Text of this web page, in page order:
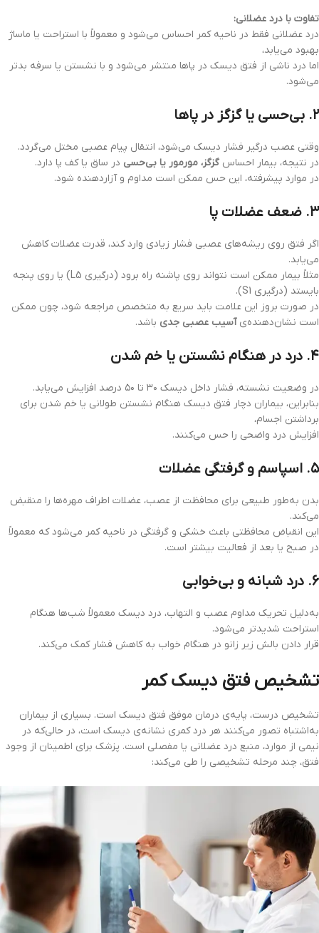
تفاوت با درد عضلانی:
درد عضلانی فقط در ناحیه کمر احساس می‌شود و معمولاً با استراحت یا ماساژ
بهبود می‌یابد،
اما درد ناشی از فتق دیسک در پاها منتشر می‌شود و با نشستن یا سرفه بدتر
می‌شود.
۲. بی‌حسی یا گزگز در پاها
وقتی عصب درگیر فشار دیسک می‌شود، انتقال پیام عصبی مختل می‌گردد.
در نتیجه، بیمار احساس گزگز، مورمور یا بی‌حسی در ساق یا کف پا دارد.
در موارد پیشرفته، این حس ممکن است مداوم و آزاردهنده شود.
۳. ضعف عضلات پا
اگر فتق روی ریشه‌های عصبی فشار زیادی وارد کند، قدرت عضلات کاهش
می‌یابد.
مثلاً بیمار ممکن است نتواند روی پاشنه راه برود (درگیری L5) یا روی پنجه
بایستد (درگیری S1).
در صورت بروز این علامت باید سریع به متخصص مراجعه شود، چون ممکن
است نشان‌دهنده‌یآسیب عصبی جدی باشد.
۴. درد در هنگام نشستن یا خم شدن
در وضعیت نشسته، فشار داخل دیسک ۳۰ تا ۵۰ درصد افزایش می‌یابد.
بنابراین، بیماران دچار فتق دیسک هنگام نشستن طولانی یا خم شدن برای
برداشتن اجسام،
افزایش درد واضحی را حس می‌کنند.
۵. اسپاسم و گرفتگی عضلات
بدن به‌طور طبیعی برای محافظت از عصب، عضلات اطراف مهره‌ها را منقبض
می‌کند.
این انقباض محافظتی باعث خشکی و گرفتگی در ناحیه کمر می‌شود که معمولاً
در صبح یا بعد از فعالیت بیشتر است.
۶. درد شبانه و بی‌خوابی
به‌دلیل تحریک مداوم عصب و التهاب، درد دیسک معمولاً شب‌ها هنگام
استراحت شدیدتر می‌شود.
قرار دادن بالش زیر زانو در هنگام خواب به کاهش فشار کمک می‌کند.
تشخیص فتق دیسک کمر
تشخیص درست، پایه‌ی درمان موفق فتق دیسک است. بسیاری از بیماران
به‌اشتباه تصور می‌کنند هر درد کمری نشانه‌ی دیسک است، در حالی‌که در
نیمی از موارد، منبع درد عضلانی یا مفصلی است. پزشک برای اطمینان از وجود
فتق، چند مرحله تشخیصی را طی می‌کند: